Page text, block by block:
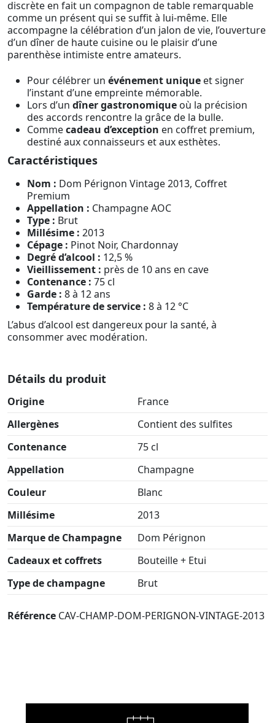
discrète en fait un compagnon de table remarquable
comme un présent qui se suffit à lui-même. Elle
accompagne la célébration d’un jalon de vie, l’ouverture
d’un dîner de haute cuisine ou le plaisir d’une
parenthèse intimiste entre amateurs.
Pour célébrer un événement unique et signer
l’instant d’une empreinte mémorable.
Lors d’un dîner gastronomique où la précision
des accords rencontre la grâce de la bulle.
Commecadeau d’exception en coffret premium,
destiné aux connaisseurs et aux esthètes.
Caractéristiques
Nom : Dom Pérignon Vintage 2013, Coffret
Premium
Appellation : Champagne AOC
Type : Brut
Millésime : 2013
Cépage : Pinot Noir, Chardonnay
Degré d’alcool : 12,5 %
Vieillissement : près de 10 ans en cave
Contenance : 75 cl
Garde : 8 à 12 ans
Température de service : 8 à 12 °C
L’abus d’alcool est dangereux pour la santé, à
consommer avec modération.
Détails du produit
Origine
France
Allergènes
Contient des sulfites
Contenance
75 cl
Appellation
Champagne
Couleur
Blanc
Millésime
2013
Marque de Champagne
Dom Pérignon
Cadeaux et coffrets
Bouteille + Etui
Type de champagne
Brut
Référence CAV-CHAMP-DOM-PERIGNON-VINTAGE-2013